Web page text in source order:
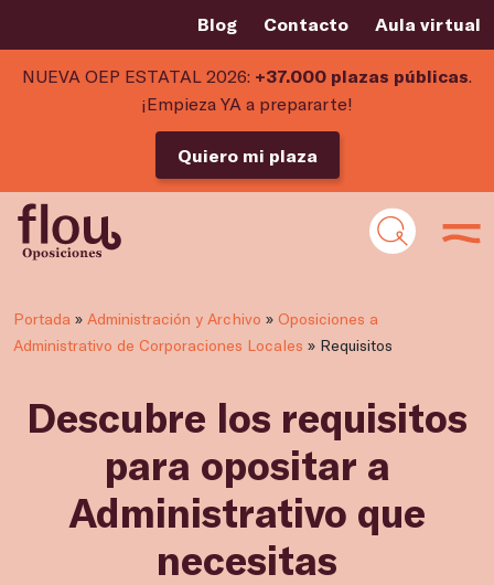
Blog Contacto Aula virtual
NUEVA OEP ESTATAL 2026: +37.000 plazas públicas.
¡Empieza YA a prepararte!
Quiero mi plaza
Portada » Administración y Archivo » Oposiciones a
Administrativo de Corporaciones Locales » Requisitos
Descubre los requisitos
para opositar a
Administrativo que
necesitas